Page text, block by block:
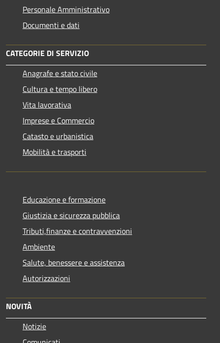
Personale Amministrativo
Documenti e dati
CATEGORIE DI SERVIZIO
Anagrafe e stato civile
Cultura e tempo libero
Vita lavorativa
Imprese e Commercio
Catasto e urbanistica
Mobilità e trasporti
Educazione e formazione
Giustizia e sicurezza pubblica
Tributi,finanze e contravvenzioni
Ambiente
Salute, benessere e assistenza
Autorizzazioni
NOVITÀ
Notizie